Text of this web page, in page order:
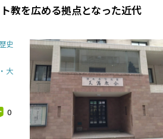
教を広める拠点となった近代
史
大
0